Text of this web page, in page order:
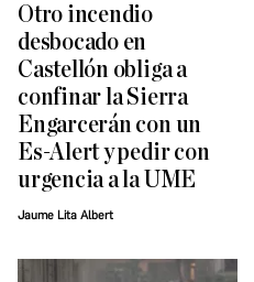
Otro incendio
desbocado en
Castellón obliga a
confinar la Sierra
Engarcerán con un
Es-Alert y pedir con
urgencia a la UME
Jaume Lita Albert